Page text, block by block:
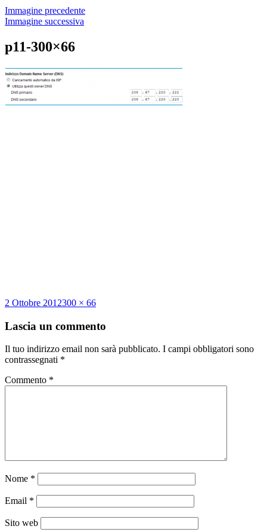
Immagine precedente
Immagine successiva
p11-300×66
Scritto
2 Ottobre 2012Dimensione
300 × 66
Lascia un commento
Il tuo indirizzo email non sarà pubblicato. I campi obbligatori sono
contrassegnati *
Commento *
Nome *
Email *
Sito web